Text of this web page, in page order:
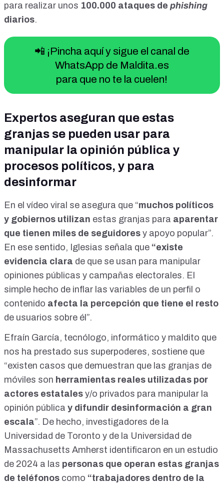
para realizar unos 100.000 ataques de phishing
diarios.
📲 ¡Pincha aquí y sigue el canal de
WhatsApp de Maldita.es
para que no te la cuelen!
Expertos aseguran que estas
granjas se pueden usar para
manipular la opinión pública y
procesos políticos, y para
desinformar
En el vídeo viral se asegura que “muchos políticos
y gobiernos utilizan estas granjas para aparentar
que tienen miles de seguidores y apoyo popular”.
En ese sentido, Iglesias señala que “existe
evidencia clara de que se usan para manipular
opiniones públicas y campañas electorales. El
simple hecho de inflar las variables de un perfil o
contenido afecta la percepción que tiene el resto
de usuarios sobre él”.
Efraín García, tecnólogo, informático y maldito que
nos ha prestado sus superpoderes, sostiene que
“existen casos que demuestran que las granjas de
móviles son herramientas reales utilizadas por
actores estatales y/o privados para manipular la
opinión pública y difundir desinformación a gran
escala”. De hecho, investigadores de la
Universidad de Toronto y de la Universidad de
Massachusetts Amherst identificaron en un estudio
de 2024 a las personas que operan estas granjas
de teléfonos como “trabajadores dentro de la